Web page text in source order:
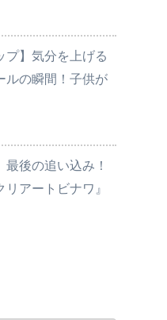
プ】気分を上げる
ルの瞬間！子供が
後の追い込み！
アートビナワ』